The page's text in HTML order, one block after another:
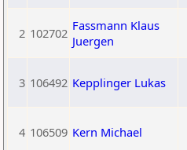
2 102702 Fassmann Klaus
Juergen
3 106492 Kepplinger Lukas
4 106509 Kern Michael